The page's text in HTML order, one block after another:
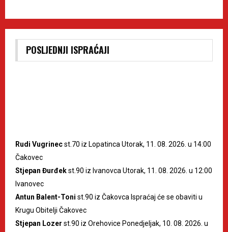
POSLJEDNJI ISPRAĆAJI
Rudi Vugrinecst.70 iz Lopatinca Utorak, 11. 08. 2026. u 14:00
Čakovec
Stjepan Đurđekst.90 iz Ivanovca Utorak, 11. 08. 2026. u 12:00
Ivanovec
Antun Balent-Toni st.90 iz Čakovca Ispraćaj će se obaviti u
Krugu Obitelji Čakovec
Stjepan Lozer st.90 iz Orehovice Ponedjeljak, 10. 08. 2026. u